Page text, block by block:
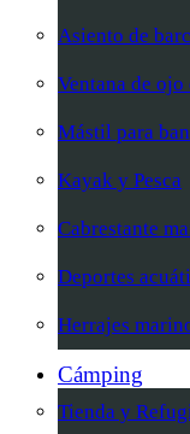
Asiento de
Ventana de ojo
Mástil para
Kayak y Pesca
Cabrestante
Deportes
Herrajes
Cámping
Tienda y